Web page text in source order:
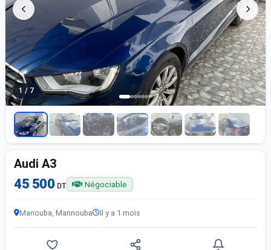
1 / 7
Audi A3
45 500 DT Négociable
Manouba, Mannouba Il y a 1 mois